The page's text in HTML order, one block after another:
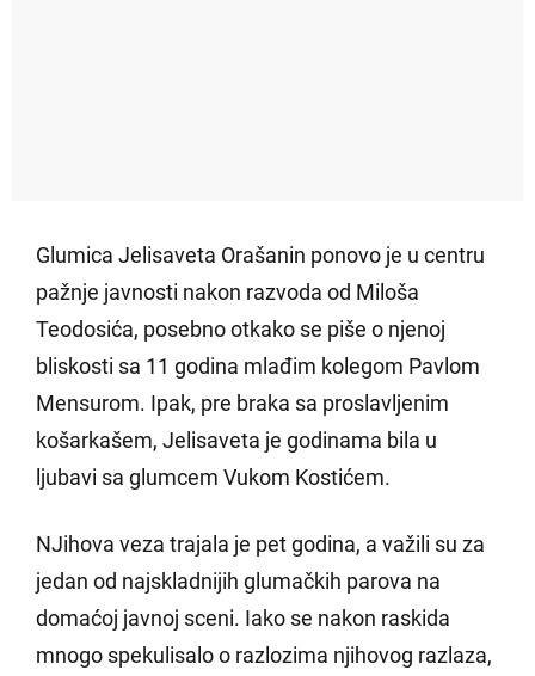
Glumica Jelisaveta Orašanin ponovo je u centru
pažnje javnosti nakon razvoda od Miloša
Teodosića, posebno otkako se piše o njenoj
bliskosti sa 11 godina mlađim kolegom Pavlom
Mensurom. Ipak, pre braka sa proslavljenim
košarkašem, Jelisaveta je godinama bila u
ljubavi sa glumcem Vukom Kostićem.
NJihova veza trajala je pet godina, a važili su za
jedan od najskladnijih glumačkih parova na
domaćoj javnoj sceni. Iako se nakon raskida
mnogo spekulisalo o razlozima njihovog razlaza,